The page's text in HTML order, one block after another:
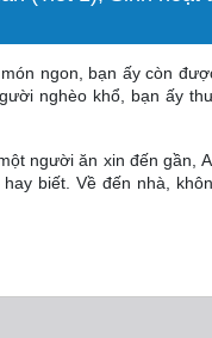
ngon, bạn ấy còn
nghèo khổ, bạn ấy
người ăn xin đến gần,
biết. Về đến nhà,